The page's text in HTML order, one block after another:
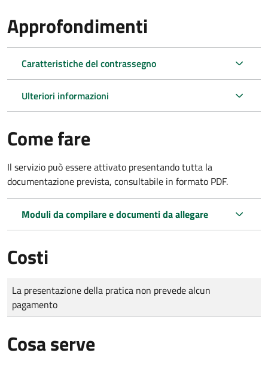
Approfondimenti
Caratteristiche del contrassegno
Ulteriori informazioni
Come fare
Il servizio può essere attivato presentando tutta la
documentazione prevista, consultabile in formato PDF.
Moduli da compilare e documenti da allegare
Costi
Tipo di pagamento
Importo
La presentazione della pratica non prevede alcun
pagamento
Cosa serve